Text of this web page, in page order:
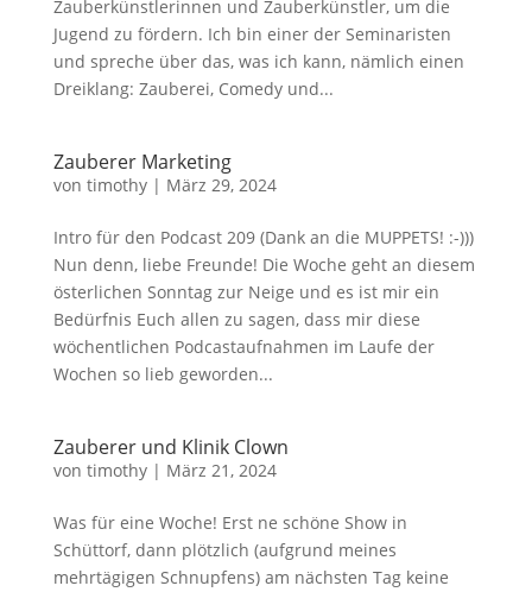
Zauberkünstlerinnen und Zauberkünstler, um die
Jugend zu fördern. Ich bin einer der Seminaristen
und spreche über das, was ich kann, nämlich einen
Dreiklang: Zauberei, Comedy und...
Zauberer Marketing
von timothy| März 29, 2024
Intro für den Podcast 209 (Dank an die MUPPETS! :-)))
Nun denn, liebe Freunde! Die Woche geht an diesem
österlichen Sonntag zur Neige und es ist mir ein
Bedürfnis Euch allen zu sagen, dass mir diese
wöchentlichen Podcastaufnahmen im Laufe der
Wochen so lieb geworden...
Zauberer und Klinik Clown
von timothy| März 21, 2024
Was für eine Woche! Erst ne schöne Show in
Schüttorf, dann plötzlich (aufgrund meines
mehrtägigen Schnupfens) am nächsten Tag keine